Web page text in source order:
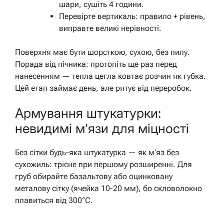
шари, сушіть 4 години.
Перевірте вертикаль: правило + рівень,
виправте великі нерівності.
Поверхня має бути шорсткою, сухою, без пилу.
Порада від пічника: протопіть ще раз перед
нанесенням — тепла цегла ковтає розчин як губка.
Цей етап займає день, але рятує від переробок.
Армування штукатурки:
невидимі м’язи для міцності
Без сітки будь-яка штукатурка — як м’яз без
сухожиль: трісне при першому розширенні. Для
груб обирайте базальтову або оцинковану
металову сітку (ячейка 10-20 мм), бо скловолокно
плавиться від 300°C.